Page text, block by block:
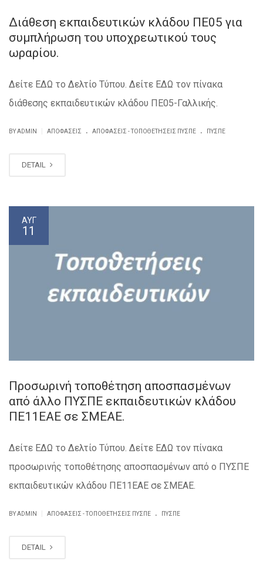
Διάθεση εκπαιδευτικών κλάδου ΠΕ05 για
συμπλήρωση του υποχρεωτικού τους
ωραρίου.
Δείτε ΕΔΩ το Δελτίο Τύπου. Δείτε ΕΔΩ τον πίνακα
διάθεσης εκπαιδευτικών κλάδου ΠΕ05-Γαλλικής.
BY ADMIN ΑΠΟΦΆΣΕΙΣ . ΑΠΟΦΆΣΕΙΣ - ΤΟΠΟΘΕΤΉΣΕΙΣ ΠΥΣΠΕ . ΠΥΣΠΕ
DETAIL
ΑΥΓ
11
Προσωρινή τοποθέτηση αποσπασμένων
από άλλο ΠΥΣΠΕ εκπαιδευτικών κλάδου
ΠΕ11ΕΑΕ σε ΣΜΕΑΕ.
Δείτε ΕΔΩ το Δελτίο Τύπου. Δείτε ΕΔΩ τον πίνακα
προσωρινής τοποθέτησης αποσπασμένων από ο ΠΥΣΠΕ
εκπαιδευτικών κλάδου ΠΕ11ΕΑΕ σε ΣΜΕΑΕ.
BY ADMIN ΑΠΟΦΆΣΕΙΣ - ΤΟΠΟΘΕΤΉΣΕΙΣ ΠΥΣΠΕ . ΠΥΣΠΕ
DETAIL